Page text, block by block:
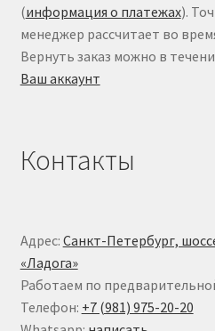
(информация о платежах).
менеджер рассчитает во
Вернуть заказ можно в
Ваш аккаунт
Контакты
Адрес: Санкт-Петербург,
«Ладога»
Работаем по
Телефон: +7 (981) 975-20-20